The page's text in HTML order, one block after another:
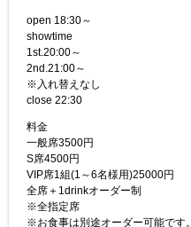
open 18:30～
showtime
1st.20:00～
2nd.21:00～
※入れ替えなし
close 22:30
料金
一般席3500円
S席4500円
VIP席1組(1～6名様用)25000円
全席＋1drinkオーダー制
※全指定席
※お食事は別途オーダー可能です。